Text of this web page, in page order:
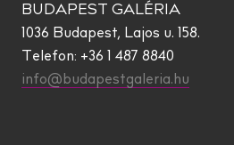
BUDAPEST GALÉRIA
1036 Budapest, Lajos u. 158.
Telefon: +36 1 487 8840
info@budapestgaleria.hu